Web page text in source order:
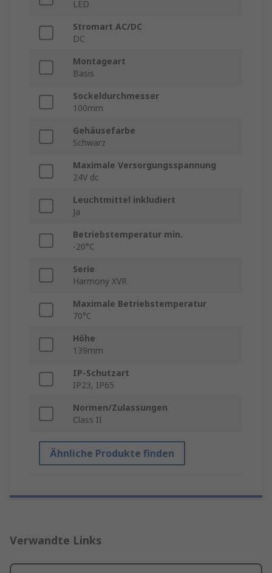
LED
Stromart AC/DC
DC
Montageart
Basis
Sockeldurchmesser
100mm
Gehäusefarbe
Schwarz
Maximale Versorgungsspannung
24V dc
Leuchtmittel inkludiert
Ja
Betriebstemperatur min.
-20°C
Serie
Harmony XVR
Maximale Betriebstemperatur
70°C
Höhe
139mm
IP-Schutzart
IP23, IP65
Normen/Zulassungen
Class II
Ähnliche Produkte finden
Verwandte Links